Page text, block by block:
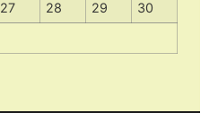
27 28 29
30